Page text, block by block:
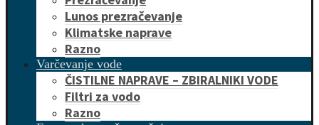
Lunos prezračevanje
Klimatske naprave
Razno
Varčevanje vode
ČISTILNE NAPRAVE – ZBIRALNIKI VODE
Filtri za vodo
Razno